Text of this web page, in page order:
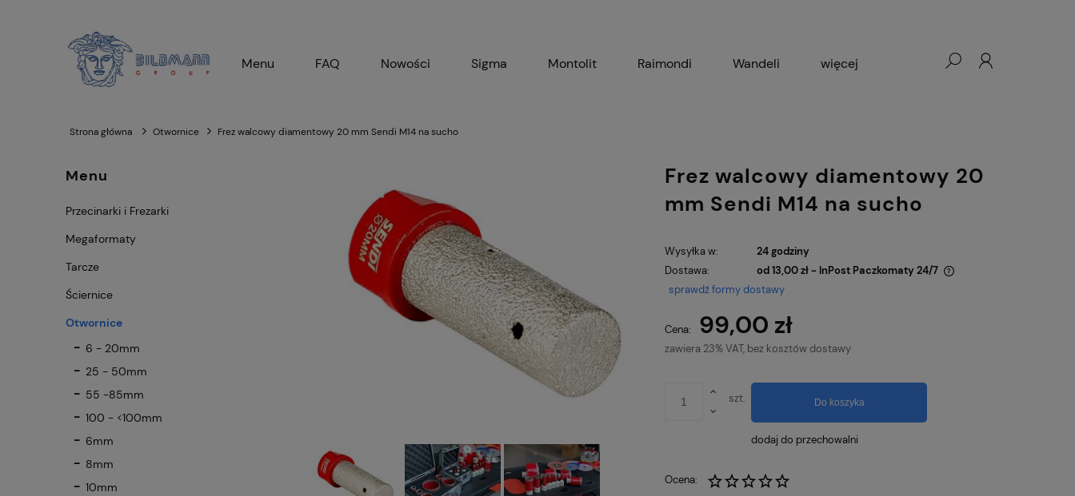
Menu FAQ Nowości Sigma Montolit Raimondi Wandeli więcej
Strona główna Otwornice Frez walcowy diamentowy 20 mm Sendi M14 na sucho
Menu
Przecinarki i Frezarki
Megaformaty
Tarcze
Ściernice
Otwornice
6 - 20mm
25 - 50mm
55 -85mm
100 - <100mm
6mm
8mm
10mm
Frez walcowy diamentowy 20
mm Sendi M14 na sucho
Wysyłka w:
24 godziny
Dostawa:
od 13,00 zł - InPost Paczkomaty 24/7
płatności
sprawdź formy dostawy
Cena: 99,00 zł
zawiera 23% VAT, bez kosztów dostawy
szt. Do koszyka
dodaj do przechowalni
Ocena: